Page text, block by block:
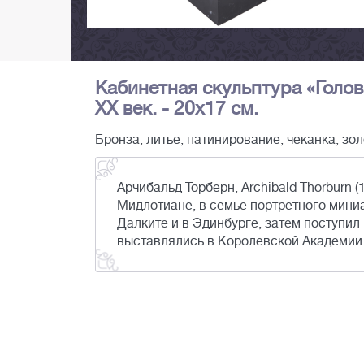
Кабинетная скульптура
ХХ век. - 20х17 см.
Бронза, литье, патинирование, чеканка,
Арчибальд Торберн, Archibald Thorburn
Мидлотиане, в семье портретного
Далките и в Эдинбурге, затем
выставлялись в Королевской